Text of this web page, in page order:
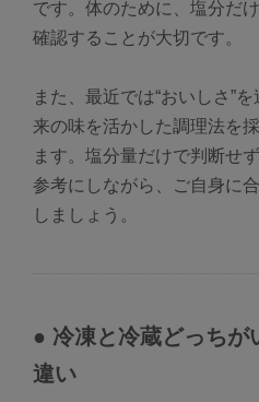
です。体のために、塩分だ
確認することが大切です。
また、最近では“おいしさ”
来の味を活かした調理法を
ます。塩分量だけで判断せ
参考にしながら、ご自身に
しましょう。
● 冷凍と冷蔵どっちが
違い